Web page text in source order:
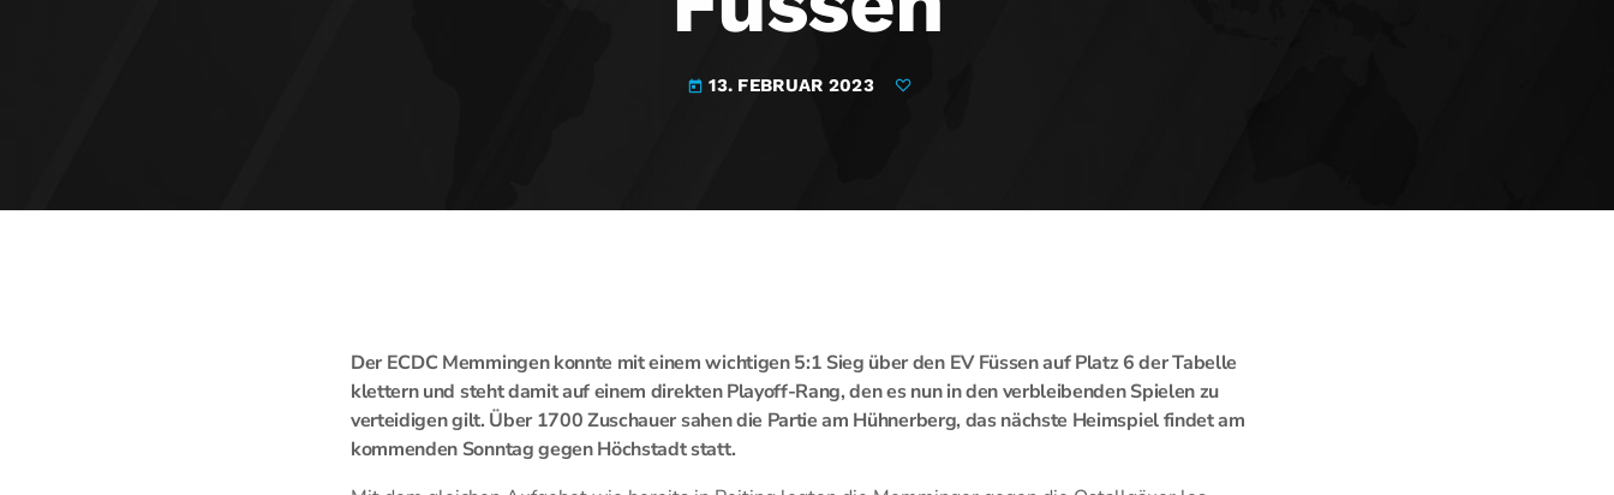
today 13. FEBRUAR 2023
Der ECDC Memmingen konnte mit einem wichtigen 5:1 Sieg über den EV Füssen auf Platz 6 der Tabelle
klettern und steht damit auf einem direkten Playoff-Rang, den es nun in den verbleibenden Spielen zu
verteidigen gilt. Über 1700 Zuschauer sahen die Partie am Hühnerberg, das nächste Heimspiel findet am
kommenden Sonntag gegen Höchstadt statt.